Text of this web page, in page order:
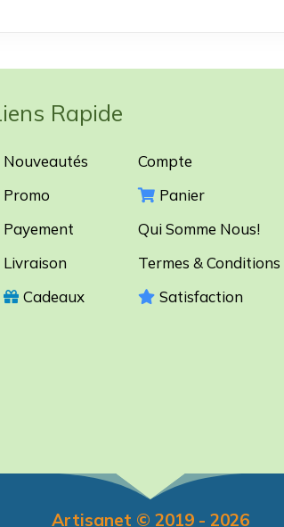
Rapide
Nouveautés
Promo
Payement
Livraison
Cadeaux
Compte
Panier
Qui Somme Nous!
Termes & Conditions
Satisfaction
Artisanet © 2019 - 2026